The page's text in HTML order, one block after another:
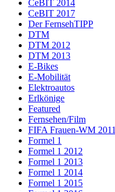
CeBIT 2014
CeBIT 2017
Der FernsehTIPP
DTM
DTM 2012
DTM 2013
E-Bikes
E-Mobilität
Elektroautos
Erlkönige
Featured
Fernsehen/Film
FIFA Frauen-WM 2011
Formel 1
Formel 1 2012
Formel 1 2013
Formel 1 2014
Formel 1 2015